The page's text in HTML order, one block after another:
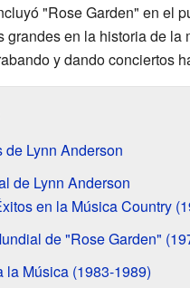
"Rose Garden" en el
grandes en la historia de la
y dando conciertos
de Lynn Anderson
de Lynn Anderson
en la Música Country
de "Rose Garden"
la Música (1983-1989)